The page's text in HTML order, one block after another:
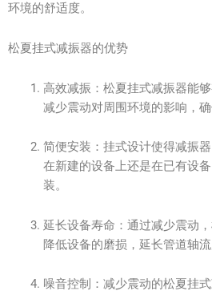
环境的舒适度。
松夏挂式减振器的优势
高效减振：松夏挂式减振器能
减少震动对周围环境的影响，确
简便安装：挂式设计使得减振
在新建的设备上还是在已有设
装。
延长设备寿命：通过减少震动
降低设备的磨损，延长管道轴流
噪音控制：减少震动的松夏挂